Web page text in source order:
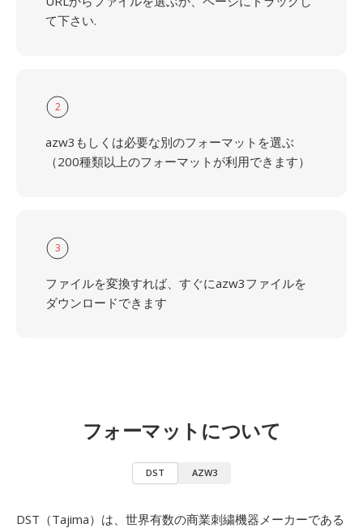
て下さい.
2
azw3もしくは必要な別のフォーマットを選ぶ
（200種類以上のフォーマットが利用できます）
3
ファイルを変換すれば、すぐにazw3ファイルを
ダウンロードできます
フォーマットについて
DST AZW3
DST（Tajima）は、世界有数の商業刺繍機器メーカーである